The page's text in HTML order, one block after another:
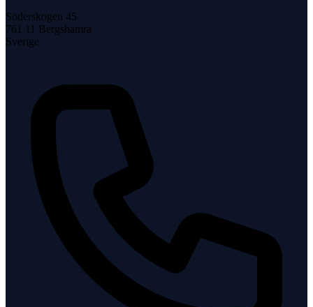
Söderskogen 45
761 11 Bergshamra
Sverige